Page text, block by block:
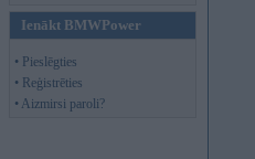
Ienākt BMWPower
• Pieslēgties
• Reģistrēties
• Aizmirsi paroli?